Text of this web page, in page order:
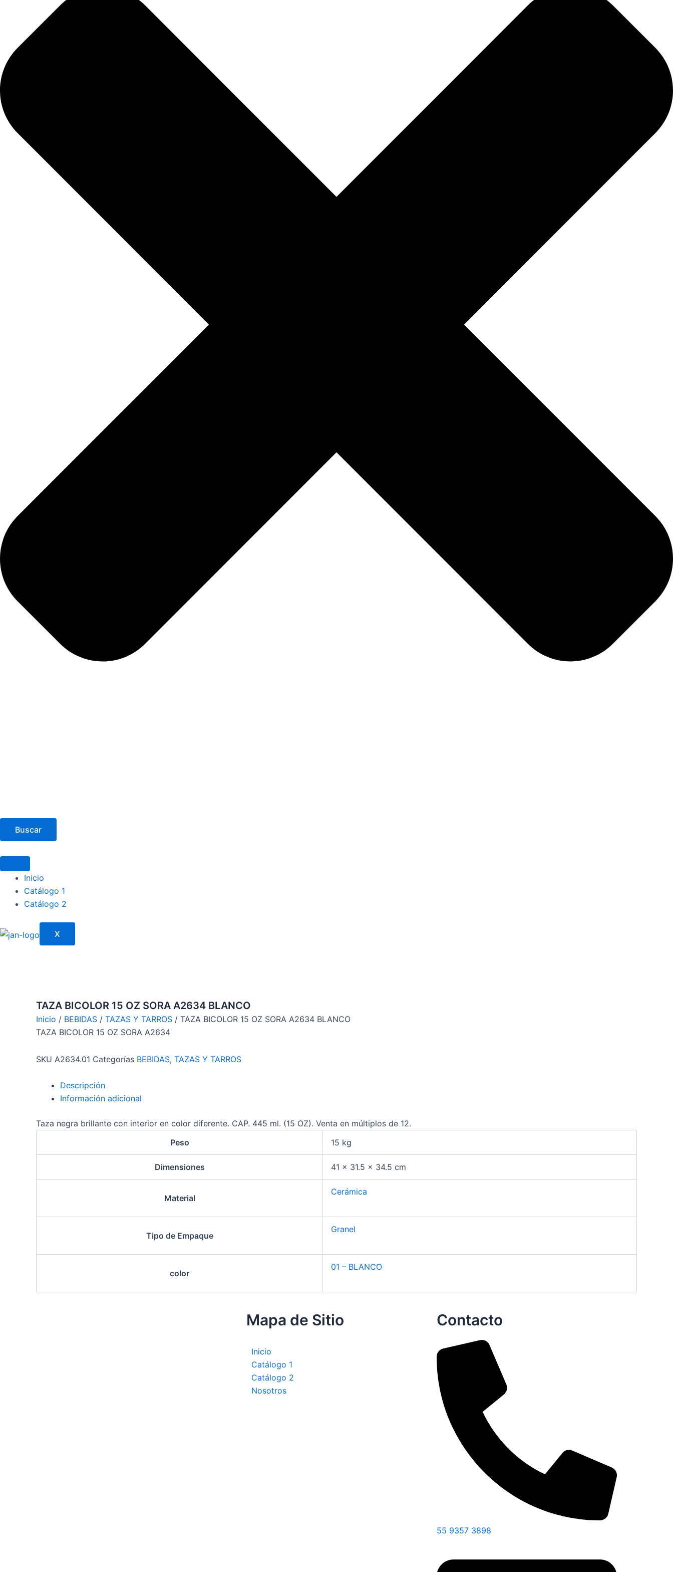
Buscar
Inicio
Catálogo 1
Catálogo 2
X
TAZA BICOLOR 15 OZ SORA A2634 BLANCO
Inicio / BEBIDAS / TAZAS Y TARROS / TAZA BICOLOR 15 OZ SORA A2634 BLANCO
TAZA BICOLOR 15 OZ SORA A2634
SKU A2634.01 Categorías BEBIDAS, TAZAS Y TARROS
Descripción
Información adicional
Taza negra brillante con interior en color diferente. CAP. 445 ml. (15 OZ). Venta en múltiplos de 12.
Peso
15 kg
Dimensiones 41 × 31.5 × 34.5 cm
Material
Cerámica
Tipo de Empaque
Granel
color
01 – BLANCO
Mapa de Sitio
Inicio
Catálogo 1
Catálogo 2
Nosotros
Contacto
55 9357 3898